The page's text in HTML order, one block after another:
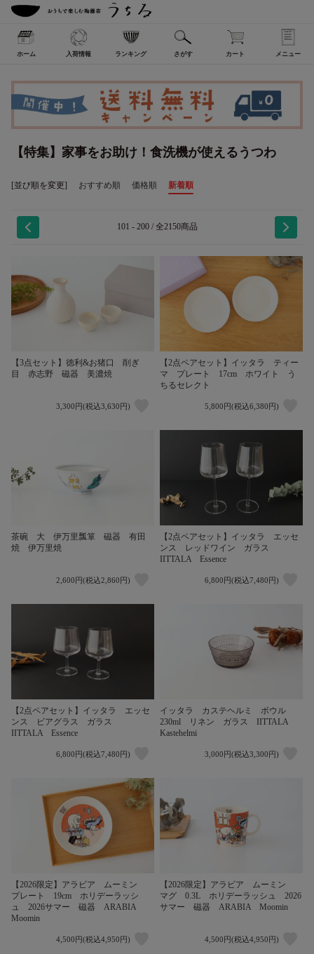
ホーム 入荷情報 ランキング さがす カート メニュー
【特集】家事をお助け！食洗機が使えるうつわ
[並び順を変更] おすすめ順 価格順 新着順
101 - 200 / 全2150商品
【3点セット】徳利&お猪口 削ぎ
目 赤志野 磁器 美濃焼
3,300円(税込3,630円)
【2点ペアセット】イッタラ ティー
マ プレート 17cm ホワイト う
ちるセレクト
5,800円(税込6,380円)
茶碗 大 伊万里瓢箪 磁器 有田
焼 伊万里焼
2,600円(税込2,860円)
【2点ペアセット】イッタラ エッセ
ンス レッドワイン ガラス
IITTALA Essence
6,800円(税込7,480円)
【2点ペアセット】イッタラ エッセ
ンス ビアグラス ガラス
IITTALA Essence
6,800円(税込7,480円)
イッタラ カステヘルミ ボウル
230ml リネン ガラス IITTALA
Kastehelmi
3,000円(税込3,300円)
【2026限定】アラビア ムーミン
プレート 19cm ホリデーラッシ
ュ 2026サマー 磁器 ARABIA
Moomin
4,500円(税込4,950円)
【2026限定】アラビア ムーミン
マグ 0.3L ホリデーラッシュ 2026
サマー 磁器 ARABIA Moomin
4,500円(税込4,950円)